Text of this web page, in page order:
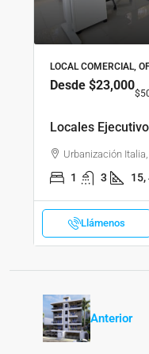
LOCAL COMERCIAL,
Desde $23,000
Locales
Urbanización
1 3 15,
Llámenos
Anterior